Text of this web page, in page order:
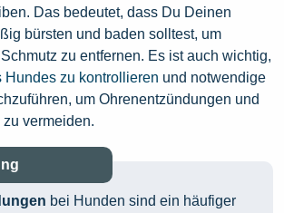
Das bedeutet, dass Du Deinen
bürsten und baden solltest, um
zu entfernen. Es ist auch wichtig,
Hundes zu kontrollieren und notwendige
um Ohrenentzündungen und
vermeiden.
bei Hunden sind ein häufiger